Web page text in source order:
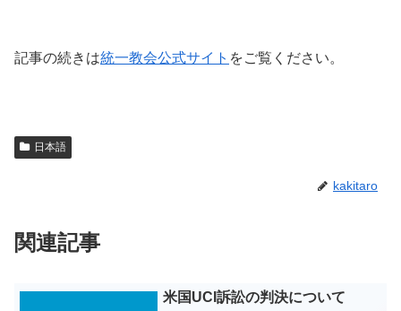
記事の続きは統一教会公式サイト をご覧ください。
日本語
kakitaro
関連記事
米国UCI訴訟の判決について